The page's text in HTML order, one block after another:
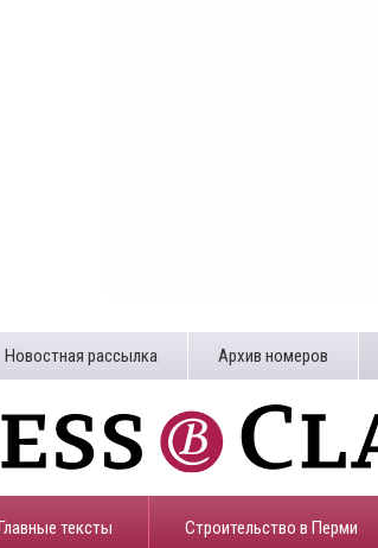
Новостная рассылка Архив номеров
тексты Строительство в Перми